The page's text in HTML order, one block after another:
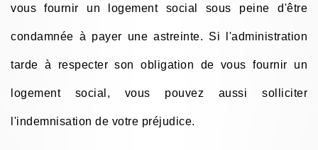
vous fournir un logement social sous peine d'être
condamnée à payer une astreinte. Si l'administration
tarde à respecter son obligation de vous fournir un
logement social, vous pouvez aussi solliciter
l'indemnisation de votre préjudice.